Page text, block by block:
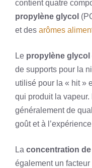
contient quatre
propylène glycol
et des arômes
Le propylène glycol
de supports pour la
utilisé pour la « hit »
qui produit la
généralement de
goût et à
La concentration
également un